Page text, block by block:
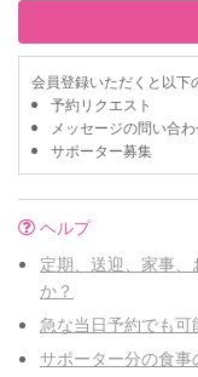
会員登録いただくと以下
予約リクエスト
メッセージの問い合
サポーター募集
ヘルプ
定期、送迎、家事
か？
急な当日予約でも可
サポーター分の食事